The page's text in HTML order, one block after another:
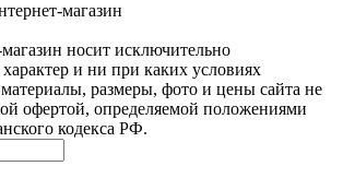
магазин
носит исключительно
и ни при каких условиях
размеры, фото и цены сайта не
офертой, определяемой положениями
кодекса РФ.